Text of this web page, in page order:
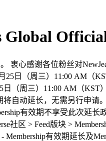
Global
衷心感谢各位粉丝对
日（周三）11:00 AM（
日（周三）11:00 AM（
自动延长，无需另行申请
有效期不享受此次延长
社区 > Feed版块 >
有效期延长及